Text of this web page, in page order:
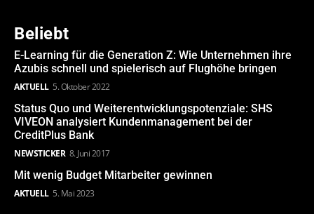
Beliebt
E-Learning für die Generation Z: Wie Unternehmen ihre
Azubis schnell und spielerisch auf Flughöhe bringen
AKTUELL 5. Oktober 2022
Status Quo und Weiterentwicklungspotenziale: SHS
VIVEON analysiert Kundenmanagement bei der
CreditPlus Bank
NEWSTICKER 8. Juni 2017
Mit wenig Budget Mitarbeiter gewinnen
AKTUELL 5. Mai 2023